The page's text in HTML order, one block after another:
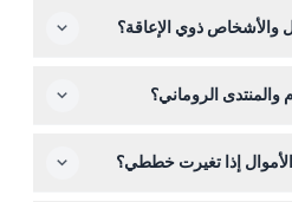
تذكرتك المطبوعة أو الرقمية
والأشخاص ذوي الإعاقة؟
شخص بالغ يدفع، أما الذين تبلغ أعمارهم 16 فأكثر فيدفعون سعر
هذه النشاطات غير ميسرة
الروماني؟
المنتدى الروماني وتلة بالاتين
الأموال إذا تغيرت خططي؟